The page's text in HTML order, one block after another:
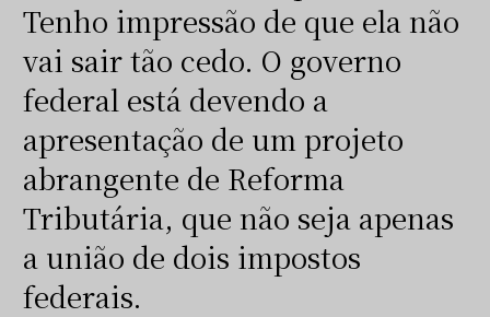
Tenho impressão de que ela não
vai sair tão cedo. O governo
federal está devendo a
apresentação de um projeto
abrangente de Reforma
Tributária, que não seja apenas
a união de dois impostos
federais.